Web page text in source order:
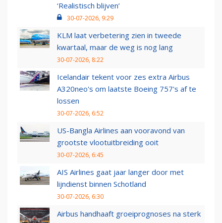
‘Realistisch blijven’
30-07-2026, 9:29
KLM laat verbetering zien in tweede
kwartaal, maar de weg is nog lang
30-07-2026, 8:22
Icelandair tekent voor zes extra Airbus
A320neo's om laatste Boeing 757's af te
lossen
30-07-2026, 6:52
US-Bangla Airlines aan vooravond van
grootste vlootuitbreiding ooit
30-07-2026, 6:45
AIS Airlines gaat jaar langer door met
lijndienst binnen Schotland
30-07-2026, 6:30
Airbus handhaaft groeiprognoses na sterk